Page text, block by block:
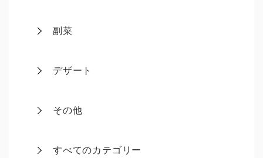
副菜
デザート
その他
すべてのカテゴリー